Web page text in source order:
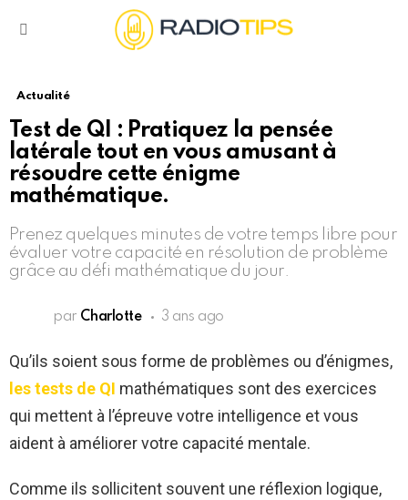
Actualité
Test de QI : Pratiquez la pensée
latérale tout en vous amusant à
résoudre cette énigme
mathématique.
Prenez quelques minutes de votre temps libre pour
évaluer votre capacité en résolution de problème
grâce au défi mathématique du jour.
par Charlotte 3 ans ago
Qu’ils soient sous forme de problèmes ou d’énigmes,
les tests de QI mathématiques sont des exercices
qui mettent à l’épreuve votre intelligence et vous
aident à améliorer votre capacité mentale.
Comme ils sollicitent souvent une réflexion logique,